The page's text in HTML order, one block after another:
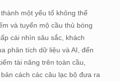
một yếu tố không thể
và tuyển mộ cầu thủ bóng
cái nhìn sâu sắc, khách
phân tích dữ liệu và AI, đến
tài năng trên toàn cầu,
cách các câu lạc bộ đưa ra